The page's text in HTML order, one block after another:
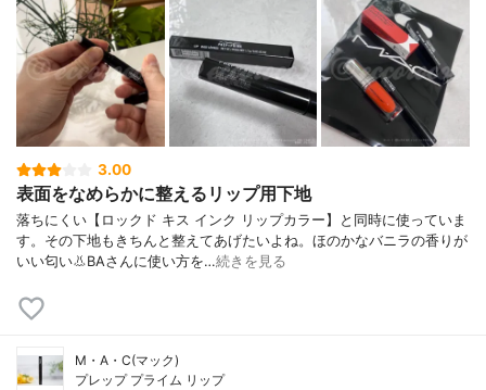
3.00
表面をなめらかに整えるリップ用下地
落ちにくい【ロックド キス インク リップカラー】と同時に使っていま
す。その下地もきちんと整えてあげたいよね。ほのかなバニラの香りが
いい匂い👃BAさんに使い方を…続きを見る
M・A・C(マック)
プレップ プライム リップ